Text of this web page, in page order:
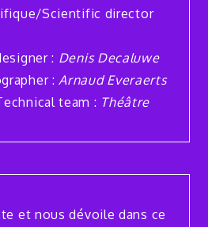
Scientific director
: Denis Decaluwe
: Arnaud Everaerts
team : Théâtre
et nous dévoile dans ce